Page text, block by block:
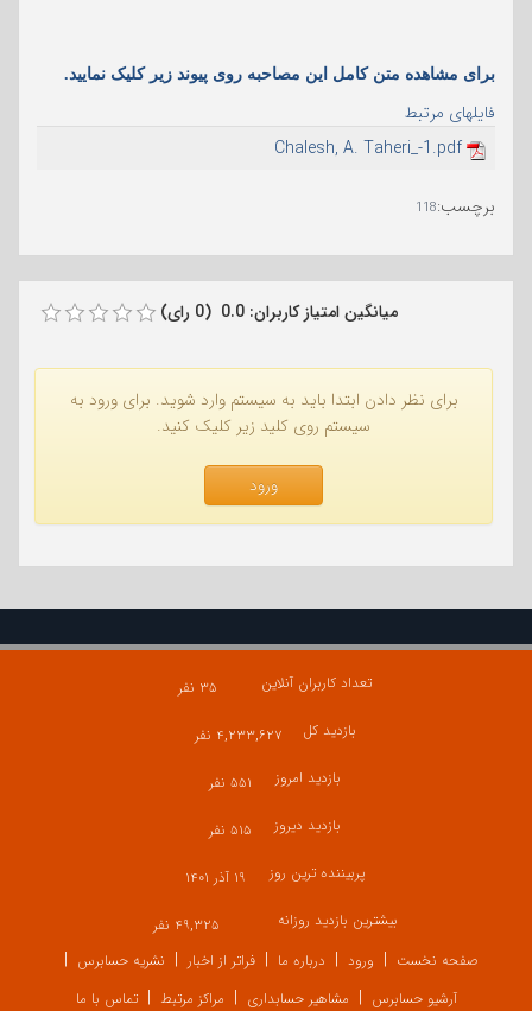
برای مشاهده متن کامل این مصاحبه روی پیوند زیر کلیک نمایید.
فایلهای مرتبط
Chalesh, A. Taheri_-1.pdf
برچسب:
118
میانگین امتیاز کاربران: 0.0 (0 رای)
برای نظر دادن ابتدا باید به سیستم وارد شوید. برای ورود به
سیستم روی کلید زیر کلیک کنید.
ورود
تعداد کاربران آنلاین
۳۵ نفر
بازدید کل
۴,۲۳۳,۶۲۷ نفر
بازدید امروز
۵۵۱ نفر
بازدید دیروز
۵۱۵ نفر
پربیننده ترین روز
۱۹ آذر ۱۴۰۱
بیشترین بازدید روزانه
۴۹,۳۲۵ نفر
صفحه نخست
ورود درباره ما فراتر از اخبار
نشریه حسابرس
آرشیو حسابرس
مشاهیر حسابداری مراکز مرتبط تماس با ما